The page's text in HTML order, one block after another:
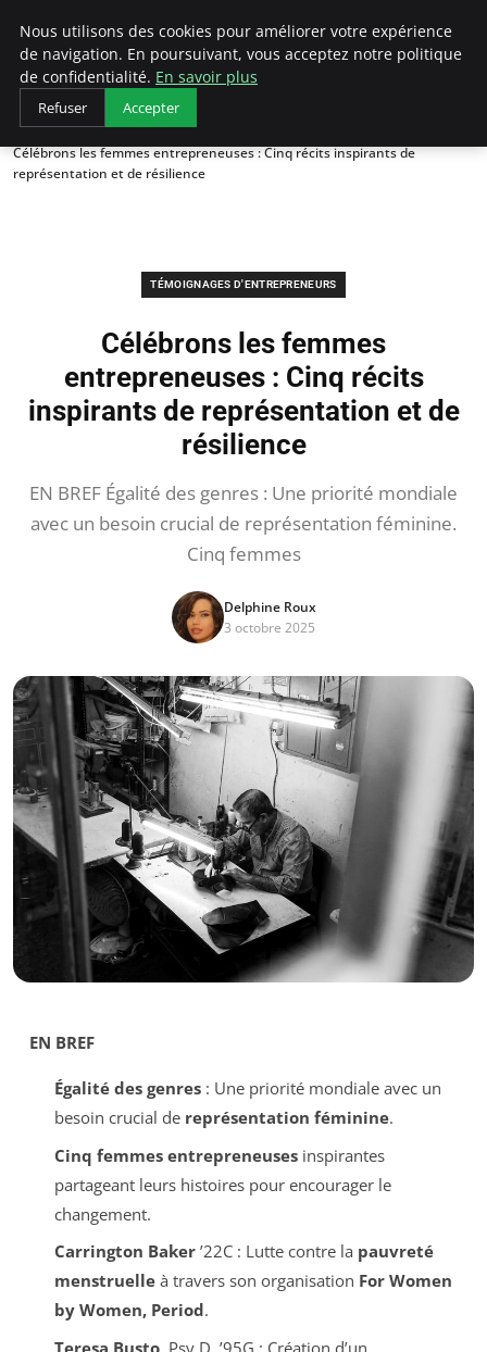
LECFCM
Accueil
Témoignages d'entrepreneurs
Célébrons les femmes entrepreneuses : Cinq récits inspirants de
représentation et de résilience
TÉMOIGNAGES D'ENTREPRENEURS
Célébrons les femmes
entrepreneuses : Cinq récits
inspirants de représentation et de
résilience
EN BREF Égalité des genres : Une priorité mondiale
avec un besoin crucial de représentation féminine.
Cinq femmes
Delphine Roux
3 octobre 2025
EN BREF
Égalité des genres: Une priorité mondiale avec un
besoin crucial de représentation féminine.
Cinq femmes entrepreneusesinspirantes
partageant leurs histoires pour encourager le
changement.
Carrington Baker’22C : Lutte contre la pauvreté
menstruelleà travers son organisation For Women
by Women, Period.
Teresa Busto, Psy.D. ’95G : Création d’un
Nous utilisons des cookies pour améliorer votre expérience
de navigation. En poursuivant, vous acceptez notre politique
de confidentialité. En savoir plus
Refuser Accepter